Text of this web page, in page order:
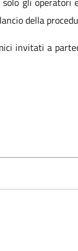
della
invitati a